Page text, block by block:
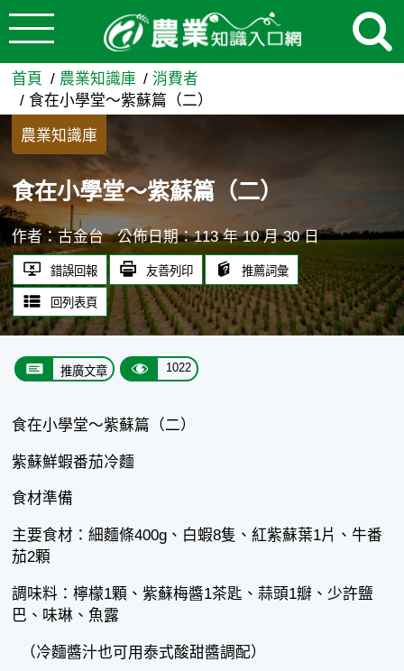
跳到主要內容
食在小學堂～紫蘇篇（二） -
首頁 農業知識庫
消費者
食在小學堂～紫蘇篇（二）
農業知識庫
食在小學堂～紫蘇篇（二）
作者：古金台 公佈日期：113 年 10 月 30 日
錯誤回報 友善列印 推薦詞彙
回列表頁
推廣文章 1022
食在小學堂～紫蘇篇（二）
紫蘇鮮蝦番茄冷麵
食材準備
主要食材：細麵條400g、白蝦8隻、紅紫蘇葉1片、牛番
茄2顆
調味料：檸檬1顆、紫蘇梅醬1茶匙、蒜頭1瓣、少許鹽
巴、味琳、魚露
（冷麵醬汁也可用泰式酸甜醬調配）